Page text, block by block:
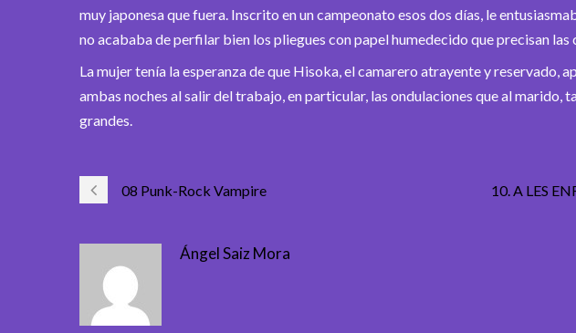
muy japonesa que fuera. Inscrito en un campeonato esos dos días, le
no acababa de perfilar bien los pliegues con papel humedecido que precisan
La mujer tenía la esperanza de que Hisoka, el camarero atrayente y reservado,
ambas noches al salir del trabajo, en particular, las ondulaciones que al marido,
grandes.
08 Punk-Rock Vampire 10. A LES
Ángel Saiz Mora